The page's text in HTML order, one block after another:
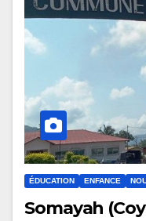
ÉDUCATION ENFANCE
Somayah